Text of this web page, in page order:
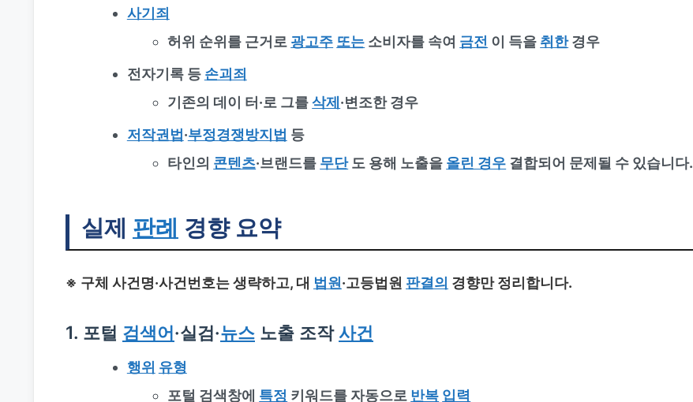
사기죄
허위 순위를 근거로 광고주 또는 소비자를 속여 금전 이 득을 취한경우
전자기록 등 손괴죄
기존의 데이 터·로 그를삭제 ·변조한 경우
저작권법 ·부정경쟁방지법 등
타인의 콘텐츠·브랜드를 무단도 용해 노출을 올린 경우 결합되어 문제될 수 있습니다.
실제 판례 경향 요약
※ 구체 사건명·사건번호는 생략하고, 대 법원 ·고등법원 판결의 경향만 정리합니다.
1. 포털 검색어·실검·뉴스 노출 조작사건
행위 유형
포털 검색창에 특정 키워드를 자동으로 반복 입력